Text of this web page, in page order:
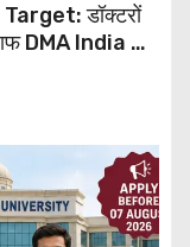
डॉक्टरों
DMA India का